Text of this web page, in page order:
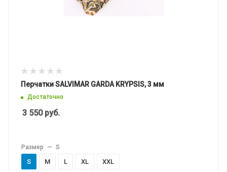
Перчатки SALVIMAR GARDA KRYPSIS, 3 мм
Достаточно
3 550руб.
Размер — S
S M L XL XXL